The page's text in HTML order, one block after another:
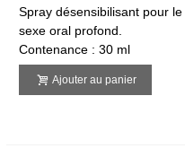
Spray désensibilisant pour le
sexe oral profond.
Contenance : 30 ml
Ajouter au panier